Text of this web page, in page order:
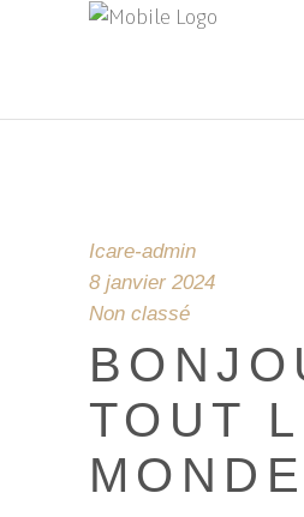
Icare-admin
8 janvier 2024
Non classé
TOUT